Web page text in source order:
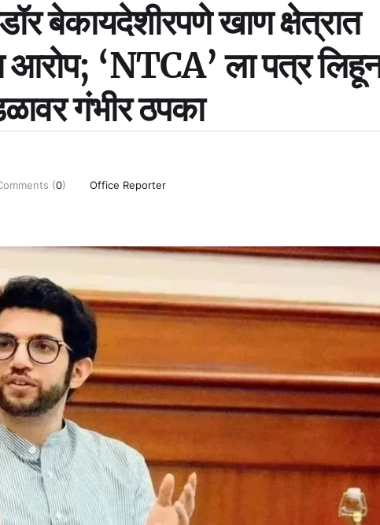
बेकायदेशीरपणे खाण क्षेत्रात
आरोप; ‘NTCA’ ला पत्र
गंभीर ठपका
(0) Office Reporter